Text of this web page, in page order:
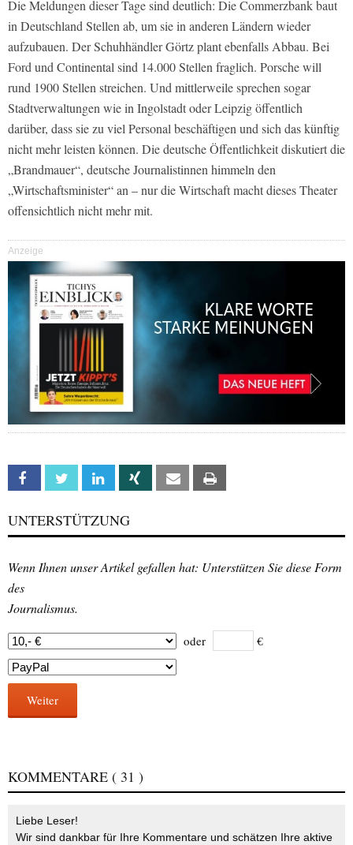
Die Meldungen dieser Tage sind deutlich: Die Commerzbank baut
in Deutschland Stellen ab, um sie in anderen Ländern wieder
aufzubauen. Der Schuhhändler Görtz plant ebenfalls Abbau. Bei
Ford und Continental sind 14.000 Stellen fraglich. Porsche will
rund 1900 Stellen streichen. Und mittlerweile sprechen sogar
Stadtverwaltungen wie in Ingolstadt oder Leipzig öffentlich
darüber, dass sie zu viel Personal beschäftigen und sich das künftig
nicht mehr leisten können. Die deutsche Öffentlichkeit diskutiert die
„Brandmauer“, deutsche Journalistinnen himmeln den
„Wirtschaftsminister“ an – nur die Wirtschaft macht dieses Theater
offensichtlich nicht mehr mit.
Anzeige
Facebook Twitter Linkedin Xing Email
UNTERSTÜTZUNG
Wenn Ihnen unser Artikel gefallen hat: Unterstützen Sie diese Form
des
Journalismus.
oder €
Weiter
KOMMENTARE ( 31 )
Liebe Leser!
Wir sind dankbar für Ihre Kommentare und schätzen Ihre aktive